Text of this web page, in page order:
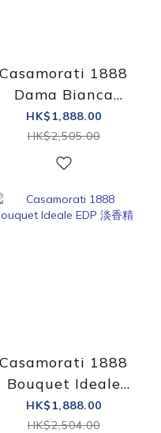
Casamorati 1888
Dama Bianca
EDP 淡香精
HK$1,888.00
HK$2,505.00
Casamorati 1888
Bouquet Ideale
EDP 淡香精
HK$1,888.00
HK$2,504.00